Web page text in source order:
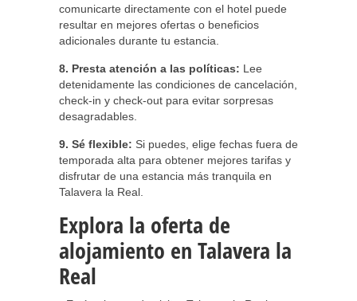
comunicarte directamente con el hotel puede
resultar en mejores ofertas o beneficios
adicionales durante tu estancia.
8. Presta atención a las políticas: Lee
detenidamente las condiciones de cancelación,
check-in y check-out para evitar sorpresas
desagradables.
9. Sé flexible: Si puedes, elige fechas fuera de
temporada alta para obtener mejores tarifas y
disfrutar de una estancia más tranquila en
Talavera la Real.
Explora la oferta de
alojamiento en Talavera la
Real